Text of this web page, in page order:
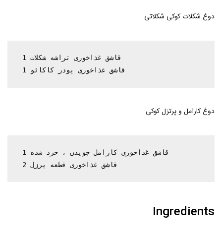
دوغ شکلات کوکی شکلاتی
1 قاشق غذاخوری پودر کاکائو
دوغ کارامل و پرتزل کوکی
2 قاشق غذاخوری قطعه پرزل
Ingredients